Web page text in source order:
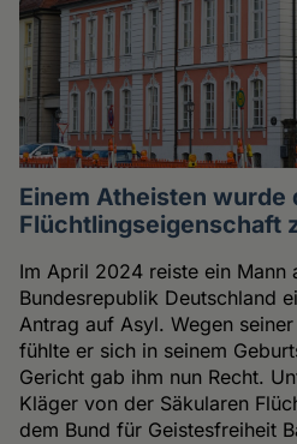
Einem Atheisten wurde
Flüchtlingseigenschaft
Im April 2024 reiste ein Mann
Bundesrepublik Deutschland
Antrag auf Asyl. Wegen
fühlte er sich in seinem
Gericht gab ihm nun Recht.
Kläger von der Säkularen
dem Bund für Geistesfreiheit